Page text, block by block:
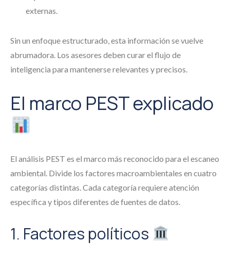
externas.
Sin un enfoque estructurado, esta información se vuelve
abrumadora. Los asesores deben curar el flujo de
inteligencia para mantenerse relevantes y precisos.
El marco PEST explicado
El análisis PEST es el marco más reconocido para el escaneo
ambiental. Divide los factores macroambientales en cuatro
categorías distintas. Cada categoría requiere atención
específica y tipos diferentes de fuentes de datos.
1. Factores políticos